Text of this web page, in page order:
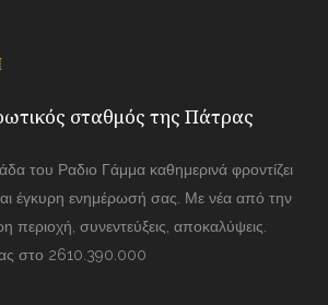
σταθμός της Πάτρας
του Ραδιο Γάμμα καθημερινά φροντίζει
και έγκυρη ενημέρωσή σας. Με νέα από την
περιοχή, συνεντεύξεις, αποκαλύψεις.
στο 2610.390.000